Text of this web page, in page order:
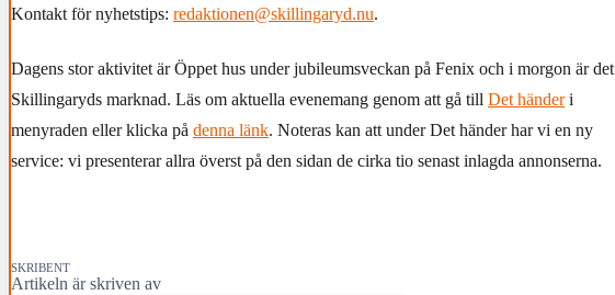
Kontakt för nyhetstips: redaktionen@skillingaryd.nu.
Dagens stor aktivitet är Öppet hus under jubileumsveckan på Fenix och i morgon är det
Skillingaryds marknad. Läs om aktuella evenemang genom att gå till Det händeri
menyraden eller klicka på denna länk. Noteras kan att under Det händer har vi en ny
service: vi presenterar allra överst på den sidan de cirka tio senast inlagda annonserna.
SKRIBENT
Artikeln är skriven av